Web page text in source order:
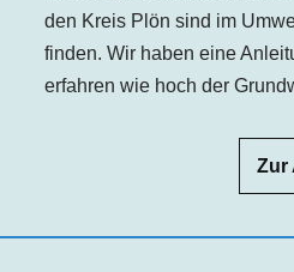
den Kreis Plön sind im
finden. Wir haben eine
erfahren wie hoch der
Zur